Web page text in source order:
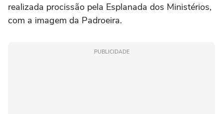
realizada procissão pela Esplanada dos Ministérios,
com a imagem da Padroeira.
PUBLICIDADE